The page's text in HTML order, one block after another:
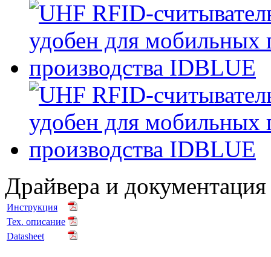
Драйвера и документация
Инструкция
Тех. описание
Datasheet